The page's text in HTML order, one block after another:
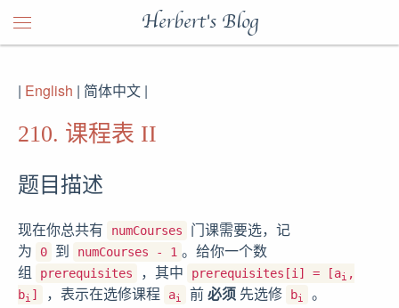
Herbert's Blog
| English | 简体中文 |
210. 课程表 II
题目描述
现在你总共有 numCourses
门课需要选，记
为
0 到 numCourses - 1 。给你一个数
组
prerequisites ，其中 prerequisites[i] = [ai ,
bi ] ，表示在选修课程 ai 前必须 先选修 bi
。